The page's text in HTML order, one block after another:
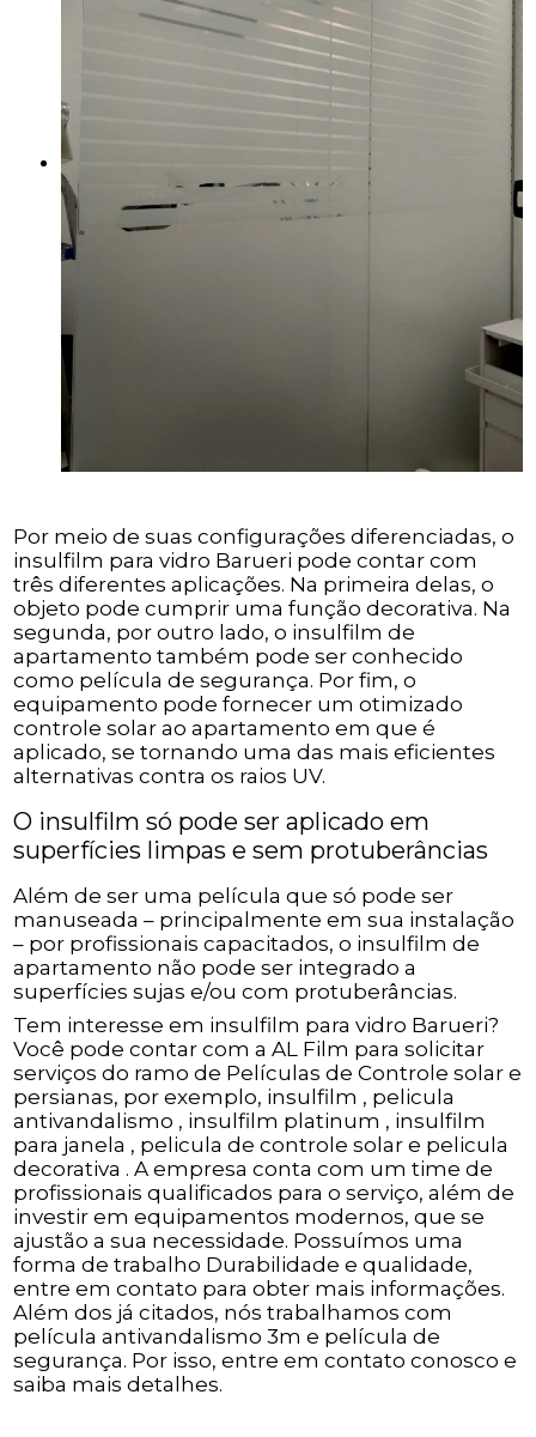
Por meio de suas configurações diferenciadas, o
insulfilm para vidro Barueri pode contar com
três diferentes aplicações. Na primeira delas, o
objeto pode cumprir uma função decorativa. Na
segunda, por outro lado, o insulfilm de
apartamento também pode ser conhecido
como película de segurança. Por fim, o
equipamento pode fornecer um otimizado
controle solar ao apartamento em que é
aplicado, se tornando uma das mais eficientes
alternativas contra os raios UV.
O insulfilm só pode ser aplicado em
superfícies limpas e sem protuberâncias
Além de ser uma película que só pode ser
manuseada – principalmente em sua instalação
– por profissionais capacitados, o insulfilm de
apartamento não pode ser integrado a
superfícies sujas e/ou com protuberâncias.
Tem interesse em insulfilm para vidro Barueri?
Você pode contar com a AL Film para solicitar
serviços do ramo de Películas de Controle solar e
persianas, por exemplo, insulfilm , pelicula
antivandalismo , insulfilm platinum , insulfilm
para janela , pelicula de controle solar e pelicula
decorativa . A empresa conta com um time de
profissionais qualificados para o serviço, além de
investir em equipamentos modernos, que se
ajustão a sua necessidade. Possuímos uma
forma de trabalho Durabilidade e qualidade,
entre em contato para obter mais informações.
Além dos já citados, nós trabalhamos com
película antivandalismo 3m e película de
segurança. Por isso, entre em contato conosco e
saiba mais detalhes.